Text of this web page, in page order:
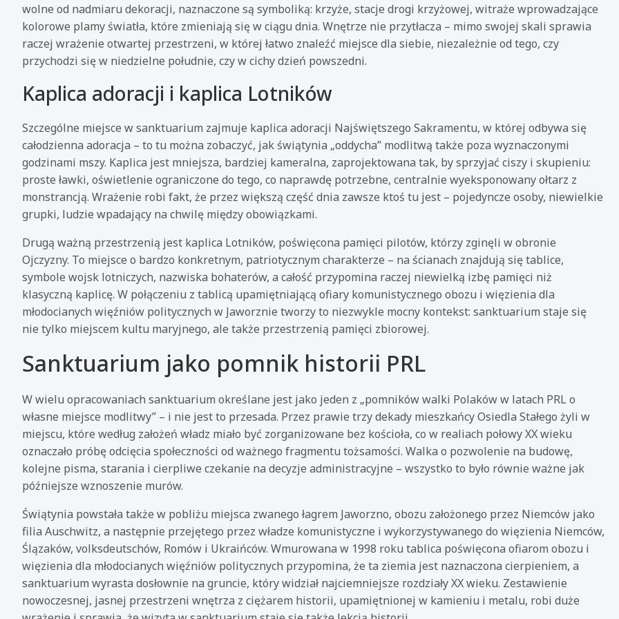
wolne od nadmiaru dekoracji, naznaczone są symboliką: krzyże, stacje drogi krzyżowej, witraże wprowadzające
kolorowe plamy światła, które zmieniają się w ciągu dnia. Wnętrze nie przytłacza – mimo swojej skali sprawia
raczej wrażenie otwartej przestrzeni, w której łatwo znaleźć miejsce dla siebie, niezależnie od tego, czy
przychodzi się w niedzielne południe, czy w cichy dzień powszedni.
Kaplica adoracji i kaplica Lotników
Szczególne miejsce w sanktuarium zajmuje kaplica adoracji Najświętszego Sakramentu, w której odbywa się
całodzienna adoracja – to tu można zobaczyć, jak świątynia „oddycha” modlitwą także poza wyznaczonymi
godzinami mszy. Kaplica jest mniejsza, bardziej kameralna, zaprojektowana tak, by sprzyjać ciszy i skupieniu:
proste ławki, oświetlenie ograniczone do tego, co naprawdę potrzebne, centralnie wyeksponowany ołtarz z
monstrancją. Wrażenie robi fakt, że przez większą część dnia zawsze ktoś tu jest – pojedyncze osoby, niewielkie
grupki, ludzie wpadający na chwilę między obowiązkami.
Drugą ważną przestrzenią jest kaplica Lotników, poświęcona pamięci pilotów, którzy zginęli w obronie
Ojczyzny. To miejsce o bardzo konkretnym, patriotycznym charakterze – na ścianach znajdują się tablice,
symbole wojsk lotniczych, nazwiska bohaterów, a całość przypomina raczej niewielką izbę pamięci niż
klasyczną kaplicę. W połączeniu z tablicą upamiętniającą ofiary komunistycznego obozu i więzienia dla
młodocianych więźniów politycznych w Jaworznie tworzy to niezwykle mocny kontekst: sanktuarium staje się
nie tylko miejscem kultu maryjnego, ale także przestrzenią pamięci zbiorowej.
Sanktuarium jako pomnik historii PRL
W wielu opracowaniach sanktuarium określane jest jako jeden z „pomników walki Polaków w latach PRL o
własne miejsce modlitwy” – i nie jest to przesada. Przez prawie trzy dekady mieszkańcy Osiedla Stałego żyli w
miejscu, które według założeń władz miało być zorganizowane bez kościoła, co w realiach połowy XX wieku
oznaczało próbę odcięcia społeczności od ważnego fragmentu tożsamości. Walka o pozwolenie na budowę,
kolejne pisma, starania i cierpliwe czekanie na decyzje administracyjne – wszystko to było równie ważne jak
późniejsze wznoszenie murów.
Świątynia powstała także w pobliżu miejsca zwanego łagrem Jaworzno, obozu założonego przez Niemców jako
filia Auschwitz, a następnie przejętego przez władze komunistyczne i wykorzystywanego do więzienia Niemców,
Ślązaków, volksdeutschów, Romów i Ukraińców. Wmurowana w 1998 roku tablica poświęcona ofiarom obozu i
więzienia dla młodocianych więźniów politycznych przypomina, że ta ziemia jest naznaczona cierpieniem, a
sanktuarium wyrasta dosłownie na gruncie, który widział najciemniejsze rozdziały XX wieku. Zestawienie
nowoczesnej, jasnej przestrzeni wnętrza z ciężarem historii, upamiętnionej w kamieniu i metalu, robi duże